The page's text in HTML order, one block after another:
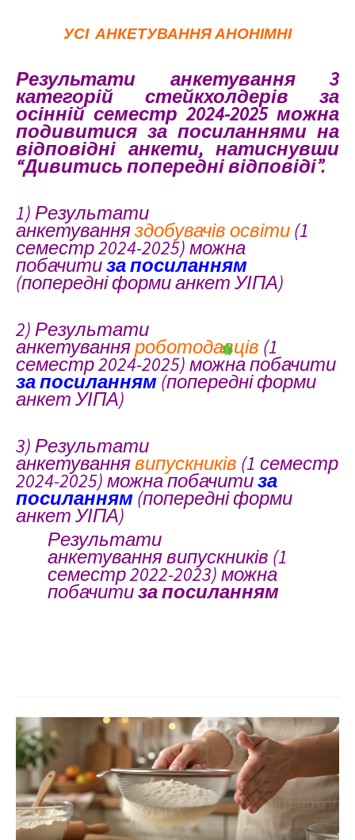
УСІ АНКЕТУВАННЯ АНОНІМНІ
Результати анкетування 3
категорій стейкхолдерів за
осінній семестр 2024-2025 можна
подивитися за посиланнями на
відповідні анкети, натиснувши
“Дивитись попередні відповіді”.
1) Результати
анкетуванняздобувачів освіти(1
семестр 2024-2025)можна
побачитиза посиланням
(попередні форми анкет УІПА)
2) Результати
анкетуванняроботодавців (1
семестр 2024-2025) можна побачити
за посиланням(попередні форми
анкет УІПА)
3) Результати
анкетуваннявипускників (1 семестр
2024-2025) можна побачитиза
посиланням(попередні форми
анкет УІПА)
Результати
анкетуваннявипускників (1
семестр 2022-2023) можна
побачитиза посиланням